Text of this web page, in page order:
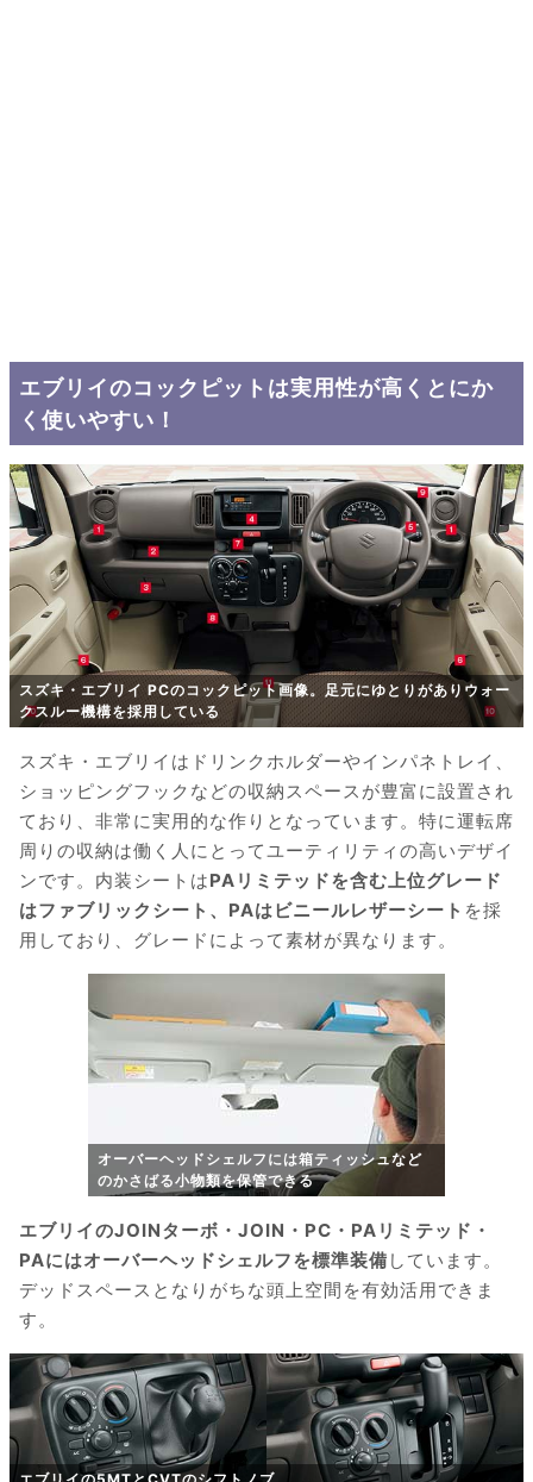
エブリイのコックピットは実用性が高くとにか
く使いやすい！
スズキ・エブリイ PCのコックピット画像。足元にゆとりがありウォー
クスルー機構を採用している
スズキ・エブリイはドリンクホルダーやインパネトレイ、
ショッピングフックなどの収納スペースが豊富に設置され
ており、非常に実用的な作りとなっています。特に運転席
周りの収納は働く人にとってユーティリティの高いデザイ
ンです。内装シートはPAリミテッドを含む上位グレード
はファブリックシート、PAはビニールレザーシート を採
用しており、グレードによって素材が異なります。
オーバーヘッドシェルフには箱ティッシュなど
のかさばる小物類を保管できる
エブリイのJOINターボ・JOIN・PC・PAリミテッド・
PAにはオーバーヘッドシェルフを標準装備 しています。
デッドスペースとなりがちな頭上空間を有効活用できま
す。